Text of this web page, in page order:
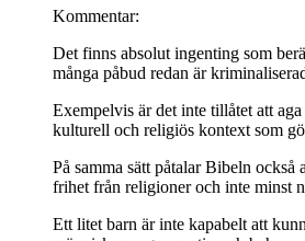
Kommentar:
Det finns absolut ingenting som
många påbud redan är
Exempelvis är det inte tillåtet att
kulturell och religiös kontext som
På samma sätt påtalar Bibeln
frihet från religioner och inte minst
Ett litet barn är inte kapabelt att